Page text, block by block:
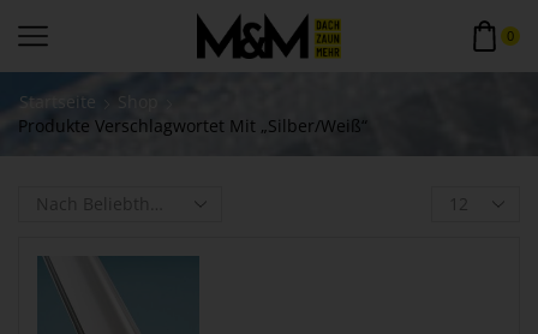
0
Startseite
Shop
Produkte Verschlagwortet Mit „silber/weiß“